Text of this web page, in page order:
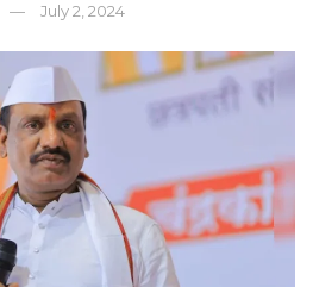
July 2, 2024